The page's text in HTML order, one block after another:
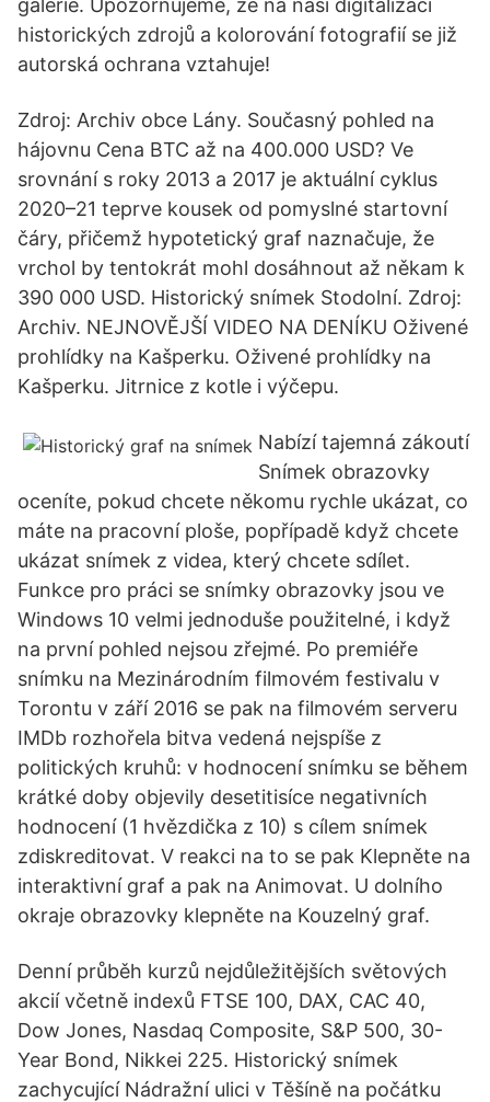
galerie. Upozorňujeme, že na naši digitalizaci
historických zdrojů a kolorování fotografií se již
autorská ochrana vztahuje!
Zdroj: Archiv obce Lány. Současný pohled na
hájovnu Cena BTC až na 400.000 USD? Ve
srovnání s roky 2013 a 2017 je aktuální cyklus
2020–21 teprve kousek od pomyslné startovní
čáry, přičemž hypotetický graf naznačuje, že
vrchol by tentokrát mohl dosáhnout až někam k
390 000 USD. Historický snímek Stodolní. Zdroj:
Archiv. NEJNOVĚJŠÍ VIDEO NA DENÍKU Oživené
prohlídky na Kašperku. Oživené prohlídky na
Kašperku. Jitrnice z kotle i výčepu.
Nabízí tajemná zákoutí
Snímek obrazovky
oceníte, pokud chcete někomu rychle ukázat, co
máte na pracovní ploše, popřípadě když chcete
ukázat snímek z videa, který chcete sdílet.
Funkce pro práci se snímky obrazovky jsou ve
Windows 10 velmi jednoduše použitelné, i když
na první pohled nejsou zřejmé. Po premiéře
snímku na Mezinárodním filmovém festivalu v
Torontu v září 2016 se pak na filmovém serveru
IMDb rozhořela bitva vedená nejspíše z
politických kruhů: v hodnocení snímku se během
krátké doby objevily desetitisíce negativních
hodnocení (1 hvězdička z 10) s cílem snímek
zdiskreditovat. V reakci na to se pak Klepněte na
interaktivní graf a pak na Animovat. U dolního
okraje obrazovky klepněte na Kouzelný graf.
Denní průběh kurzů nejdůležitějších světových
akcií včetně indexů FTSE 100, DAX, CAC 40,
Dow Jones, Nasdaq Composite, S&P 500, 30-
Year Bond, Nikkei 225. Historický snímek
zachycující Nádražní ulici v Těšíně na počátku